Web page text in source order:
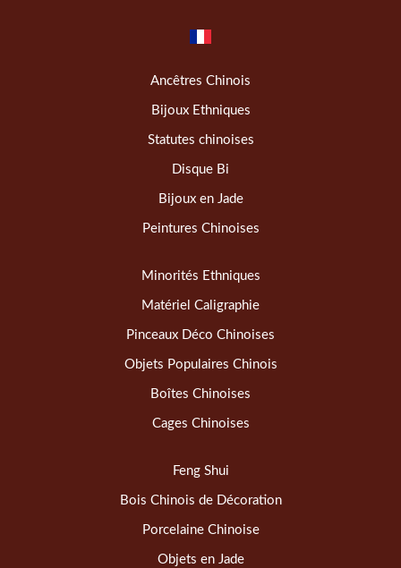
Ancêtres Chinois
Bijoux Ethniques
Statutes chinoises
Disque Bi
Bijoux en Jade
Peintures Chinoises
Minorités Ethniques
Matériel Caligraphie
Pinceaux Déco Chinoises
Objets Populaires Chinois
Boîtes Chinoises
Cages Chinoises
Feng Shui
Bois Chinois de Décoration
Porcelaine Chinoise
Objets en Jade